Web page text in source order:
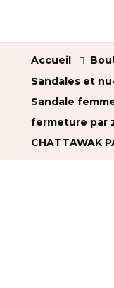
Accueil
Sandales et
Sandale
fermeture par
CHATTAWAK